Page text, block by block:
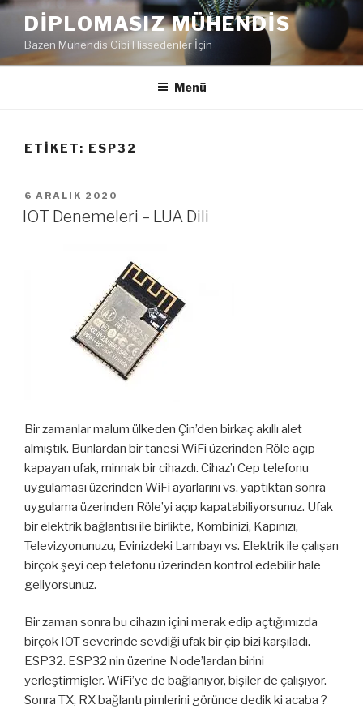
İçeriğe
DIPLOMASIZ MÜHENDIS
Bazen Mühendis Gibi Hissedenler İçin
Menü
ETIKET: ESP32
YAYIM
TARIHI
6 ARALIK 2020
IOT Denemeleri – LUA Dili
Bir zamanlar malum ülkeden Çin’den birkaç akıllı alet
almıştık. Bunlardan bir tanesi WiFi üzerinden Röle açıp
kapayan ufak, minnak bir cihazdı. Cihaz’ı Cep telefonu
uygulaması üzerinden WiFi ayarlarını vs. yaptıktan sonra
uygulama üzerinden Röle’yi açıp kapatabiliyorsunuz. Ufak
bir elektrik bağlantısı ile birlikte, Kombinizi, Kapınızı,
Televizyonunuzu, Evinizdeki Lambayı vs. Elektrik ile çalışan
birçok şeyi cep telefonu üzerinden kontrol edebilir hale
geliyorsunuz.
Bir zaman sonra bu cihazın içini merak edip açtığımızda
birçok IOT severinde sevdiği ufak bir çip bizi karşıladı.
ESP32. ESP32 nin üzerine Node’lardan birini
yerleştirmişler. WiFi’ye de bağlanıyor, bişiler de çalışıyor.
Sonra TX, RX bağlantı pimlerini görünce dedik ki acaba ?